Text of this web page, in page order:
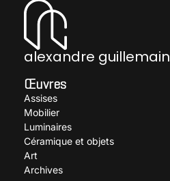
alexandre guillemain
Œuvres
Assises
Mobilier
Luminaires
Céramique et objets
Art
Archives